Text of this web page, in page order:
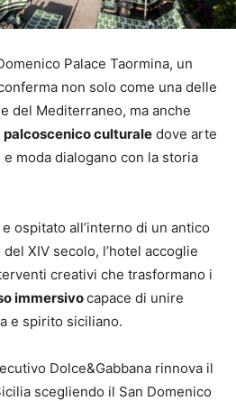
Palace Taormina, un
non solo come una delle
del Mediterraneo, ma anche
palcoscenico culturale dove arte
moda dialogano con la storia
ospitato all’interno di un antico
XIV secolo, l’hotel accoglie
creativi che trasformano i
immersivocapace di unire
e spirito siciliano.
Dolce&Gabbana rinnova il
scegliendo il San Domenico